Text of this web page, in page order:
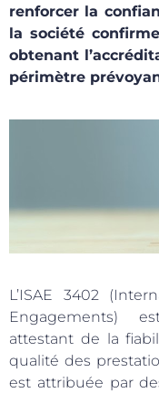
renforcer la
la société
obtenant
périmètre
L’ISAE 3402 (
Engagements)
attestant de la
qualité des
est attribuée par